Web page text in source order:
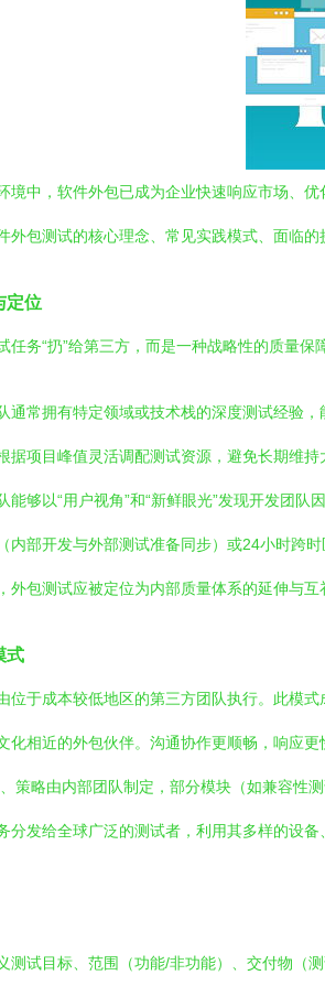
境中，软件外包已成为企业快速响应市场、
外包测试的核心理念、常见实践模式、面临
定位
任务“扔”给第三方，而是一种战略性的质量保
通常拥有特定领域或技术栈的深度测试经验
据项目峰值灵活调配测试资源，避免长期维
能够以“用户视角”和“新鲜眼光”发现开发团队
内部开发与外部测试准备同步）或24小时跨
外包测试应被定位为内部质量体系的延伸与
式
位于成本较低地区的第三方团队执行。此模
化相近的外包伙伴。沟通协作更顺畅，响应
策略由内部团队制定，部分模块（如兼容性
分发给全球广泛的测试者，利用其多样的设
测试目标、范围（功能/非功能）、交付物（